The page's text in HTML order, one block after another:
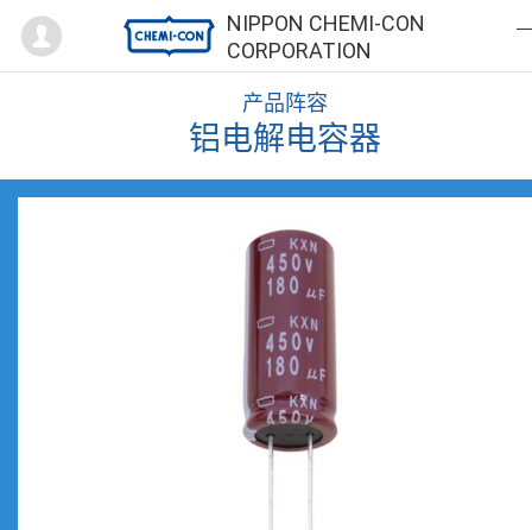
NIPPON CHEMI-CON
CORPORATION
Mypage
产品阵容
铝电解电容器